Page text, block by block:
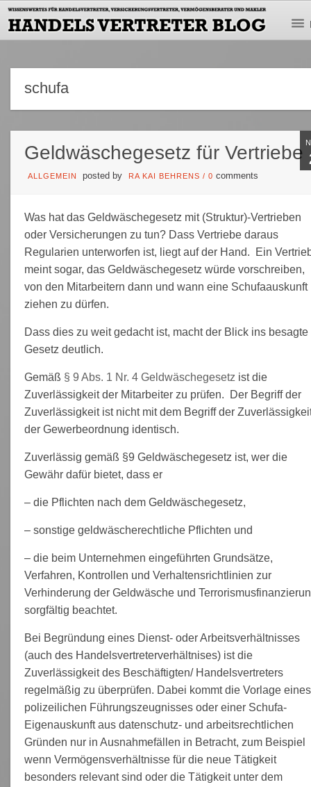
schufa
Geldwäschegesetz für Vertriebe
ALLGEMEIN posted by RA KAI BEHRENS / 0 comments
Was hat das Geldwäschegesetz mit (Struktur)-Vertrieben
oder Versicherungen zu tun? Dass Vertriebe daraus
Regularien unterworfen ist, liegt auf der Hand. Ein
meint sogar, das Geldwäschegesetz würde vorschreiben,
von den Mitarbeitern dann und wann eine Schufaauskunft
ziehen zu dürfen.
Dass dies zu weit gedacht ist, macht der Blick ins besagte
Gesetz deutlich.
Gemäß § 9 Abs. 1 Nr. 4 Geldwäschegesetz ist die
Zuverlässigkeit der Mitarbeiter zu prüfen. Der Begriff der
Zuverlässigkeit ist nicht mit dem Begriff der
der Gewerbeordnung identisch.
Zuverlässig gemäß §9 Geldwäschegesetz ist, wer die
Gewähr dafür bietet, dass er
– die Pflichten nach dem Geldwäschegesetz,
– sonstige geldwäscherechtliche Pflichten und
– die beim Unternehmen eingeführten Grundsätze,
Verfahren, Kontrollen und Verhaltensrichtlinien zur
Verhinderung der Geldwäsche und
sorgfältig beachtet.
Bei Begründung eines Dienst- oder Arbeitsverhältnisses
(auch des Handelsvertreterverhältnises) ist die
Zuverlässigkeit des Beschäftigten/ Handelsvertreters
regelmäßig zu überprüfen. Dabei kommt die Vorlage eines
polizeilichen Führungszeugnisses oder einer Schufa-
Eigenauskunft aus datenschutz- und arbeitsrechtlichen
Gründen nur in Ausnahmefällen in Betracht, zum Beispiel
wenn Vermögensverhältnisse für die neue Tätigkeit
besonders relevant sind oder die Tätigkeit unter dem